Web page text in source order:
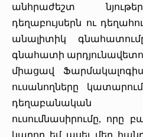
անհրաժեշտ
դեղաբույսերն ու
անալիտիկ
գնահատի
միացավ
ուսանողները
դեղաբանական
ուսումնասիրումը, որը
կարող եմ ասել մեր